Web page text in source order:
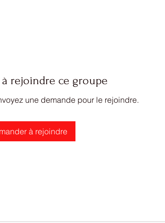
rejoindre ce groupe
une demande pour le rejoindre.
à rejoindre